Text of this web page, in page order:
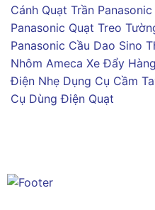
Cánh Quạt Trần
Panasonic Quạt Treo
Panasonic Cầu Dao Sino
Nhôm Ameca Xe Đẩy
Điện Nhẹ Dụng Cụ Cầm
Cụ Dùng Điện Quạt